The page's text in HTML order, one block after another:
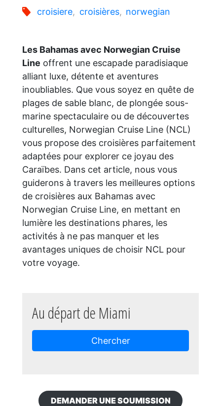
croisiere, croisières, norwegian
Les Bahamas avec Norwegian Cruise
Line offrent une escapade paradisiaque
alliant luxe, détente et aventures
inoubliables. Que vous soyez en quête de
plages de sable blanc, de plongée sous-
marine spectaculaire ou de découvertes
culturelles, Norwegian Cruise Line (NCL)
vous propose des croisières parfaitement
adaptées pour explorer ce joyau des
Caraïbes. Dans cet article, nous vous
guiderons à travers les meilleures options
de croisières aux Bahamas avec
Norwegian Cruise Line, en mettant en
lumière les destinations phares, les
activités à ne pas manquer et les
avantages uniques de choisir NCL pour
votre voyage.
Au départ de Miami
Chercher
DEMANDER UNE SOUMISSION